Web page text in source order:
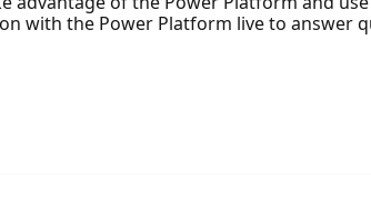
with the Power Platform live to answer